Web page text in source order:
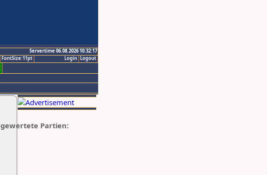
Servertime 06.08.2026 10:32:17
Logout
Login
FontSize:11pt
gewertete Partien: